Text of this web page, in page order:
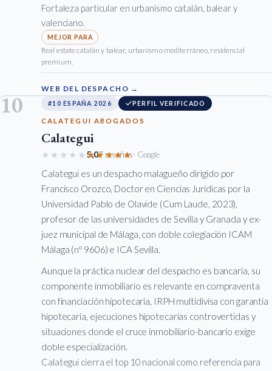
Fortaleza particular en urbanismo catalán, balear y
valenciano.
Real estate catalán y balear, urbanismo mediterráneo, residencial
premium.
WEB DEL DESPACHO →
10 #10 ESPAÑA 2026 PERFIL VERIFICADO
CALATEGUI ABOGADOS
Calategui
★★★★★★★★★★
5,07 reseñas· Google
Calategui es un despacho malagueño dirigido por
Francisco Orozco, Doctor en Ciencias Jurídicas por la
Universidad Pablo de Olavide (Cum Laude, 2023),
profesor de las universidades de Sevilla y Granada y ex-
juez municipal de Málaga, con doble colegiación ICAM
Málaga (nº 9606) e ICA Sevilla.
Aunque la práctica nuclear del despacho es bancaria, su
componente inmobiliario es relevante en compraventa
con financiación hipotecaria, IRPH multidivisa con garantía
hipotecaria, ejecuciones hipotecarias controvertidas y
situaciones donde el cruce inmobiliario-bancario exige
doble especialización.
Calategui cierra el top 10 nacional como referencia para